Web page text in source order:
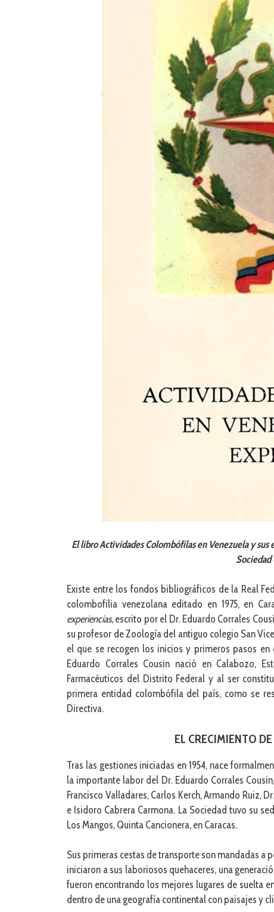
El libro Actividades Colombófilas en Venezuela y sus
Existe entre los fondos bibliográficos de la Real
colombofilia venezolana editado en 1975, en
experiencias, escrito por el Dr. Eduardo Corrales
su profesor de Zoología del antiguo colegio San
el que se recogen los inicios y primeros pasos
Eduardo Corrales Cousin nació en Calabozo,
Farmacéuticos del Distrito Federal y al ser
primera entidad colombófila del país, como se
Directiva.
EL CRECIMIENTO
Tras las gestiones iniciadas en 1954, nace
la importante labor del Dr. Eduardo Corrales
Francisco Valladares, Carlos Kerch, Armando Ruiz,
e Isidoro Cabrera Carmona. La Sociedad tuvo su
Los Mangos, Quinta Cancionera, en Caracas.
Sus primeras cestas de transporte son mandadas a
iniciaron a sus laboriosos quehaceres, una
fueron encontrando los mejores lugares de suelta
dentro de una geografía continental con paisajes y